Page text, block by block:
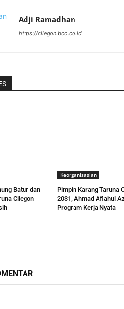
Adji Ramadhan
https://cilegon.bco.co.id
Batur dan
Cilegon
Keorganisasian
Pimpin Karang Taruna
2031, Ahmad Aflahul
Program Kerja Nyata